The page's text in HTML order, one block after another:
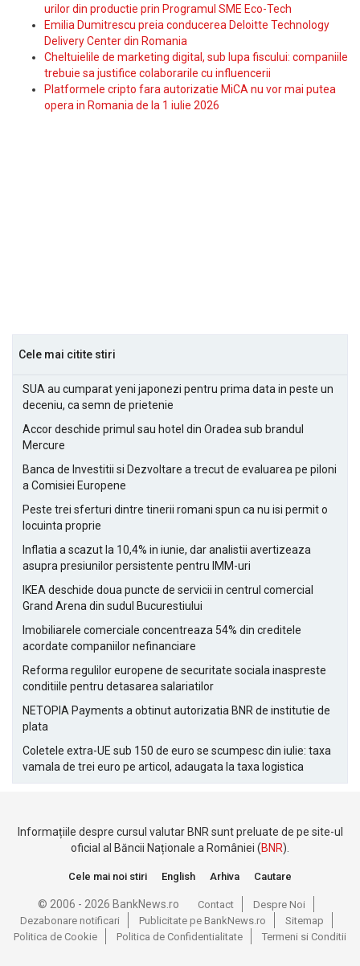
urilor din productie prin Programul SME Eco-Tech
Emilia Dumitrescu preia conducerea Deloitte Technology
Delivery Center din Romania
Cheltuielile de marketing digital, sub lupa fiscului: companiile
trebuie sa justifice colaborarile cu influencerii
Platformele cripto fara autorizatie MiCA nu vor mai putea
opera in Romania de la 1 iulie 2026
Cele mai citite stiri
SUA au cumparat yeni japonezi pentru prima data in peste un
deceniu, ca semn de prietenie
Accor deschide primul sau hotel din Oradea sub brandul
Mercure
Banca de Investitii si Dezvoltare a trecut de evaluarea pe piloni
a Comisiei Europene
Peste trei sferturi dintre tinerii romani spun ca nu isi permit o
locuinta proprie
Inflatia a scazut la 10,4% in iunie, dar analistii avertizeaza
asupra presiunilor persistente pentru IMM-uri
IKEA deschide doua puncte de servicii in centrul comercial
Grand Arena din sudul Bucurestiului
Imobiliarele comerciale concentreaza 54% din creditele
acordate companiilor nefinanciare
Reforma regulilor europene de securitate sociala inaspreste
conditiile pentru detasarea salariatilor
NETOPIA Payments a obtinut autorizatia BNR de institutie de
plata
Coletele extra-UE sub 150 de euro se scumpesc din iulie: taxa
vamala de trei euro pe articol, adaugata la taxa logistica
Informațiile despre cursul valutar BNR sunt preluate de pe site-ul
oficial al Băncii Naționale a României (BNR).
Cele mai noi stiri English Arhiva Cautare
© 2006 - 2026 BankNews.ro Contact
Despre Noi
Dezabonare notificari
Publicitate pe BankNews.ro
Sitemap
Politica de Cookie
Politica de Confidentialitate Termeni si Conditii